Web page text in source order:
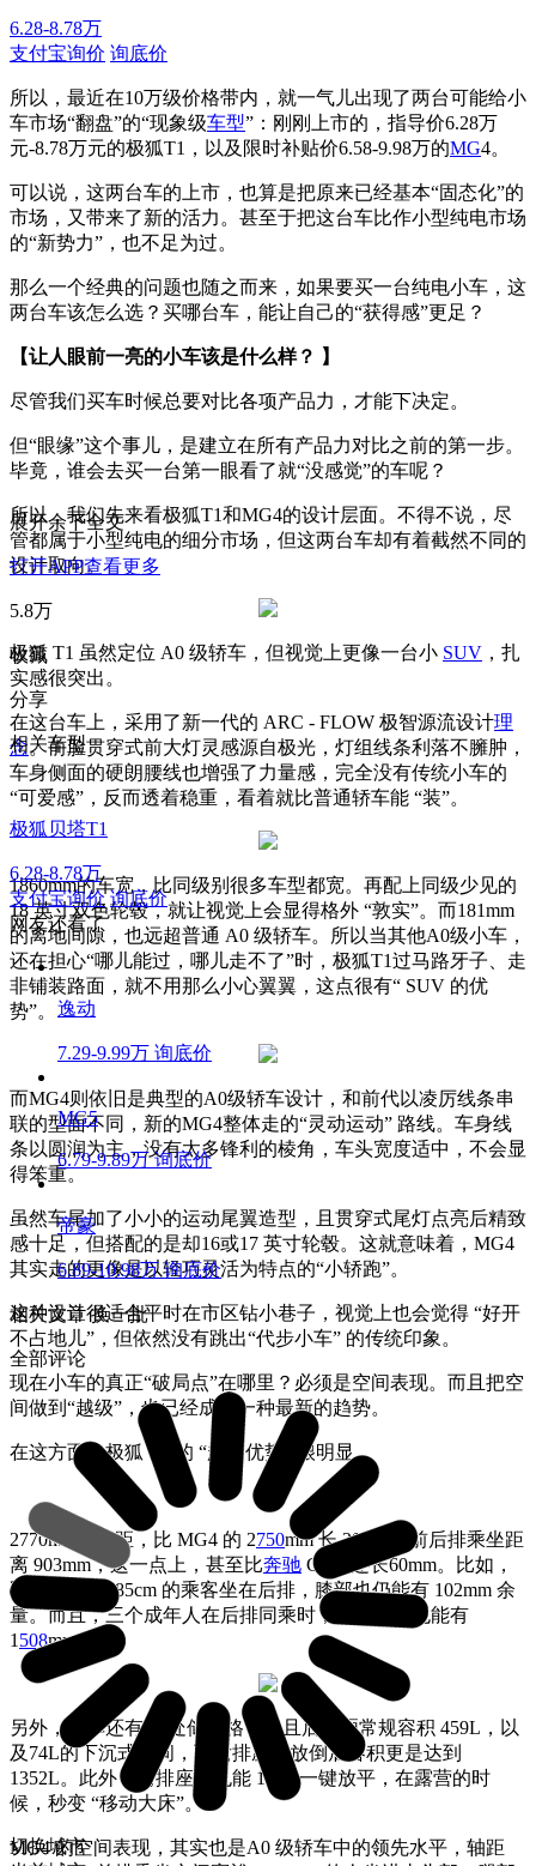
6.28-8.78万
支付宝询价 询底价
所以，最近在10万级价格带内，就一气儿出现了两台可能给小
车市场“翻盘”的“现象级车型”：刚刚上市的，指导价6.28万
元-8.78万元的极狐T1，以及限时补贴价6.58-9.98万的MG4。
可以说，这两台车的上市，也算是把原来已经基本“固态化”的
市场，又带来了新的活力。甚至于把这台车比作小型纯电市场
的“新势力”，也不足为过。
那么一个经典的问题也随之而来，如果要买一台纯电小车，这
两台车该怎么选？买哪台车，能让自己的“获得感”更足？
【让人眼前一亮的小车该是什么样？ 】
尽管我们买车时候总要对比各项产品力，才能下决定。
但“眼缘”这个事儿，是建立在所有产品力对比之前的第一步。
毕竟，谁会去买一台第一眼看了就“没感觉”的车呢？
所以，我们先来看极狐T1和MG4的设计层面。不得不说，尽
管都属于小型纯电的细分市场，但这两台车却有着截然不同的
设计取向。
极狐 T1 虽然定位 A0 级轿车，但视觉上更像一台小 SUV ，扎
实感很突出。
在这台车上，采用了新一代的 ARC - FLOW 极智源流设计理
念。前脸贯穿式前大灯灵感源自极光，灯组线条利落不臃肿，
车身侧面的硬朗腰线也增强了力量感，完全没有传统小车的
“可爱感”，反而透着稳重，看着就比普通轿车能 “装”。
1860mm的车宽，比同级别很多车型都宽。再配上同级少见的
18 英寸双色轮毂，就让视觉上会显得格外 “敦实”。而181mm
的离地间隙，也远超普通 A0 级轿车。所以当其他A0级小车，
还在担心“哪儿能过，哪儿走不了”时，极狐T1过马路牙子、走
非铺装路面，就不用那么小心翼翼，这点很有“ SUV 的优
势”。
而MG4则依旧是典型的A0级轿车设计，和前代以凌厉线条串
联的型面不同，新的MG4整体走的“灵动运动” 路线。车身线
条以圆润为主，没有太多锋利的棱角，车头宽度适中，不会显
得笨重。
虽然车尾加了小小的运动尾翼造型，且贯穿式尾灯点亮后精致
感十足，但搭配的是却16或17 英寸轮毂。这就意味着，MG4
其实走的更像是以轻巧灵活为特点的“小轿跑”。
这种设计很适合平时在市区钻小巷子，视觉上也会觉得 “好开
不占地儿”，但依然没有跳出“代步小车” 的传统印象。​
现在小车的真正“破局点”在哪里？必须是空间表现。而且把空
间做到“越级”，也已经成为一种最新的趋势。
在这方面，极狐 T1 的 “越级优势” 很明显。
2770mm的轴距，比 MG4 的 2750mm 长 20mm，前后排乘坐距
离 903mm，这一点上，甚至比奔驰 GLC 还长60mm。比如，
即便是身高185cm 的乘客坐在后排，膝部也仍能有 102mm 余
量。而且，三个成年人在后排同乘时，肘部空间也能有
1508mm。
另外，全车还有32 处储物格，并且后备厢常规容积 459L，以
及74L的下沉式空间，而后排座椅放倒后容积更是达到
1352L。此外，前排座椅也能 15 秒一键放平，在露营的时
候，秒变 “移动大床”。​
MG4 的空间表现，其实也是A0 级轿车中的领先水平，轴距
展开余下全文
打开APP查看更多
5.8万
收藏
分享
相关车型
极狐贝塔T1
6.28-8.78万
支付宝询价 询底价
网友还看了
逸动
7.29-9.99万 询底价
MG5
6.79-9.89万 询底价
帝豪
6.89-10.98万 询底价
相关文章换一批
全部评论
切换城市